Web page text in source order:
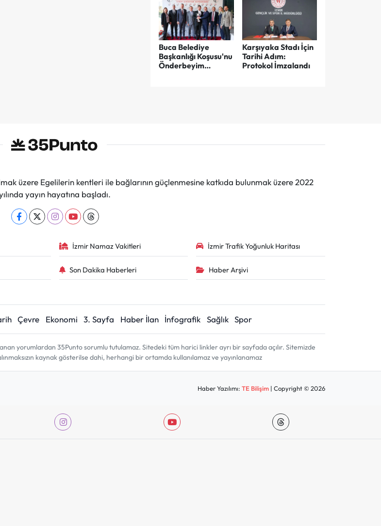
Buca Belediye
Başkanlığı Koşusu'nu
Önderbeyim
Karşıyaka Stadı İçin
Tarihi Adım:
Protokol İmzalandı
üzere Egelilerin kentleri ile bağlarının güçlenmesine katkıda bulunmak üzere 2022
yayın hayatına başladı.
İzmir Namaz Vakitleri İzmir Trafik Yoğunluk Haritası
Son Dakika Haberleri Haber Arşivi
Çevre Ekonomi 3. Sayfa Haber İlan İnfografik Sağlık Spor
yorumlardan 35Punto sorumlu tutulamaz. Sitedeki tüm harici linkler ayrı bir sayfada açılır. Sitemizde
kaynak gösterilse dahi, herhangi bir ortamda kullanılamaz ve yayınlanamaz
Haber Yazılımı:TE Bilişim | Copyright © 2026